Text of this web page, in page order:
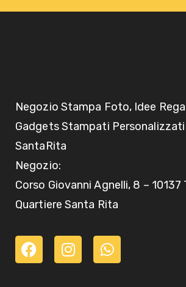
Negozio Stampa Foto, Idee
Gadgets Stampati Personalizzati
SantaRita
Negozio:
Corso Giovanni Agnelli, 8 – 10137
Quartiere Santa Rita